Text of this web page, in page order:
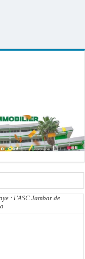
décède, des rescapés dans
: l’ASC Jambar de